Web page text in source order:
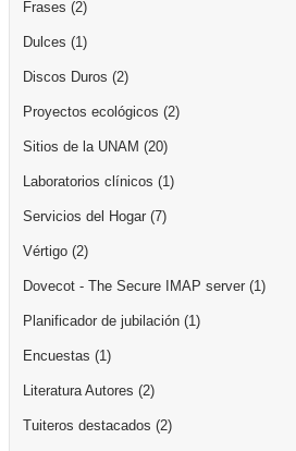
Frases (2)
Dulces (1)
Discos Duros (2)
Proyectos ecológicos (2)
Sitios de la UNAM (20)
Laboratorios clínicos (1)
Servicios del Hogar (7)
Vértigo (2)
Dovecot - The Secure IMAP server (1)
Planificador de jubilación (1)
Encuestas (1)
Literatura Autores (2)
Tuiteros destacados (2)